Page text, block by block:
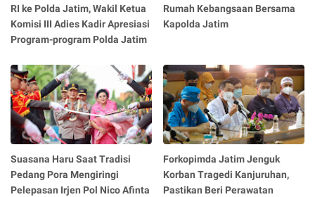
RI ke Polda Jatim, Wakil Ketua
Komisi III Adies Kadir Apresiasi
Program-program Polda Jatim
Rumah Kebangsaan Bersama
Kapolda Jatim
Suasana Haru Saat Tradisi
Pedang Pora Mengiringi
Pelepasan Irjen Pol Nico Afinta
Forkopimda Jatim Jenguk
Korban Tragedi Kanjuruhan,
Pastikan Beri Perawatan